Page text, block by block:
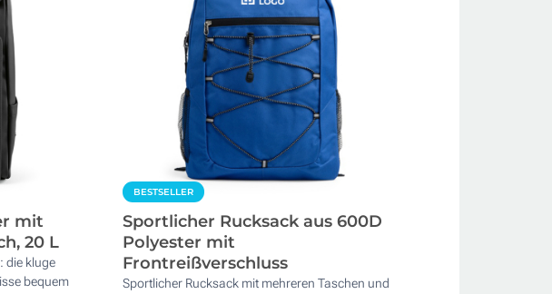
mit
20 L
die kluge
bequem
BESTSELLER
Sportlicher Rucksack aus 600D
Polyester mit
Frontreißverschluss
Sportlicher Rucksack mit mehreren Taschen und